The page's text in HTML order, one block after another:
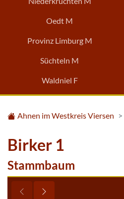
Oedt M
Provinz Limburg M
Süchteln M
Waldniel F
Ahnen im Westkreis Viersen
Birker 1
Stammbaum